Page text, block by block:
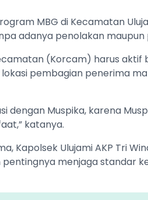
MBG di Kecamatan
adanya penolakan maupun
(Korcam) harus aktif
pembagian penerima
dengan Muspika, karena
katanya.
Kapolsek Ulujami AKP Tri
pentingnya menjaga standar